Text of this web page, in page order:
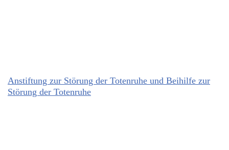
Anstiftung zur Störung der Totenruhe und Beihilfe zur
Störung der Totenruhe